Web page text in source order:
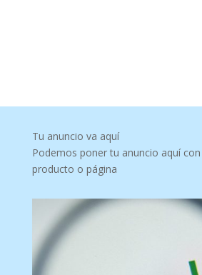
Tu anuncio va aquí
Podemos poner tu anuncio aquí
producto o página